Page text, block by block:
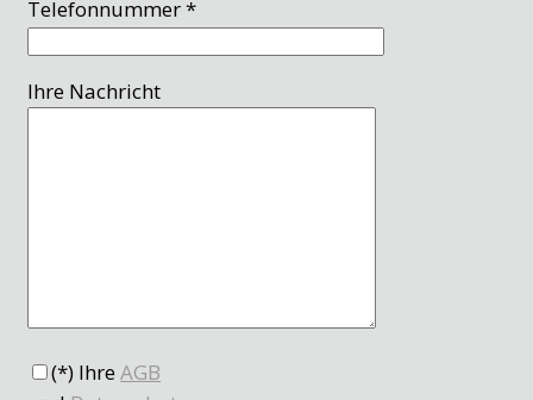
Telefonnummer *
Ihre Nachricht
(*) IhreAGB